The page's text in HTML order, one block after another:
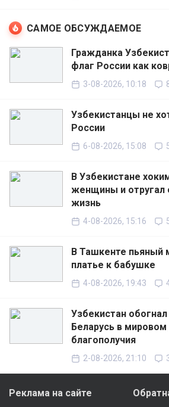
САМОЕ ОБСУЖДАЕМОЕ
Гражданка
флаг России как
3-08-2026, 10:18
Узбекистанцы не
России
6-08-2026, 15:08
В Узбекистане
женщины и отругал
жизнь
4-08-2026, 15:16
В Ташкенте пьяный
платье к бабушке
4-08-2026, 19:43
Узбекистан
Беларусь в мировом
благополучия
2-08-2026, 21:10
Реклама на сайте